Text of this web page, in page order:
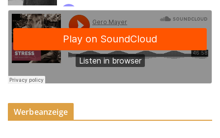
Werbeanzeige